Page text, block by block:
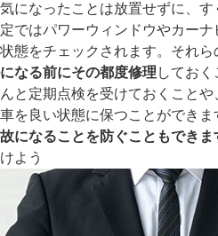
になったことは放置せずに、
ではパワーウィンドウやカー
態をチェックされます。それら
なる前にその都度修理 しておく
と定期点検を受けておくこと
を良い状態に保つことができま
になることを防ぐこともできま
よう